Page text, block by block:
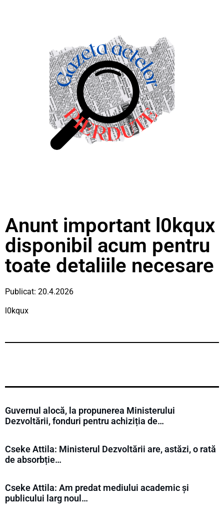
Anunt important l0kqux
disponibil acum pentru
toate detaliile necesare
Publicat: 20.4.2026
l0kqux
Guvernul alocă, la propunerea Ministerului
Dezvoltării, fonduri pentru achiziția de…
Cseke Attila: Ministerul Dezvoltării are, astăzi, o rată
de absorbție…
Cseke Attila: Am predat mediului academic și
publicului larg noul…